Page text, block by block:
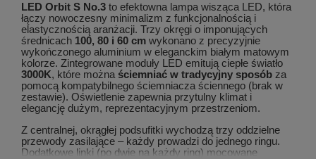
LED Orbit S No.3 to efektowna lampa wisząca LED, która
łączy nowoczesny minimalizm z funkcjonalnością i
elastycznością aranżacji. Trzy okręgi o imponujących
średnicach 100, 80 i 60 cm wykonano z precyzyjnie
wykończonego aluminium w eleganckim białym matowym
kolorze. Zintegrowane moduły LED emitują ciepłe światło
3000K, które można ściemniać w tradycyjny sposób za
pomocą kompatybilnego ściemniacza ściennego (brak w
zestawie). Oświetlenie zapewnia przytulny klimat i
elegancję dużym, reprezentacyjnym przestrzeniom.
Z centralnej, okrągłej podsufitki wychodzą trzy oddzielne
przewody zasilające – każdy prowadzi do jednego ringu.
Dodatkowe linki (po dwie na każdy ring) mocowane